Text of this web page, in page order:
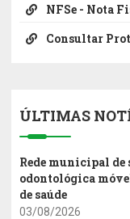
NFSe - Nota
Consultar
ÚLTIMAS
Rede municipal de
odontológica
de saúde
03/08/2026